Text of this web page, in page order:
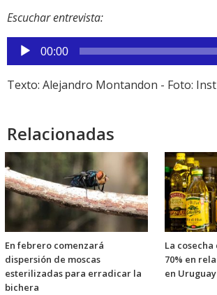
Escuchar entrevista:
Reproductor
de
audio
00:00
Texto: Alejandro Montandon - Foto:
Relacionadas
En febrero comenzará
dispersión de moscas
esterilizadas para erradicar la
bichera
La
70% en
en Uruguay